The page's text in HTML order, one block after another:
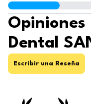
Opiniones
Dental
Escribir una Reseña